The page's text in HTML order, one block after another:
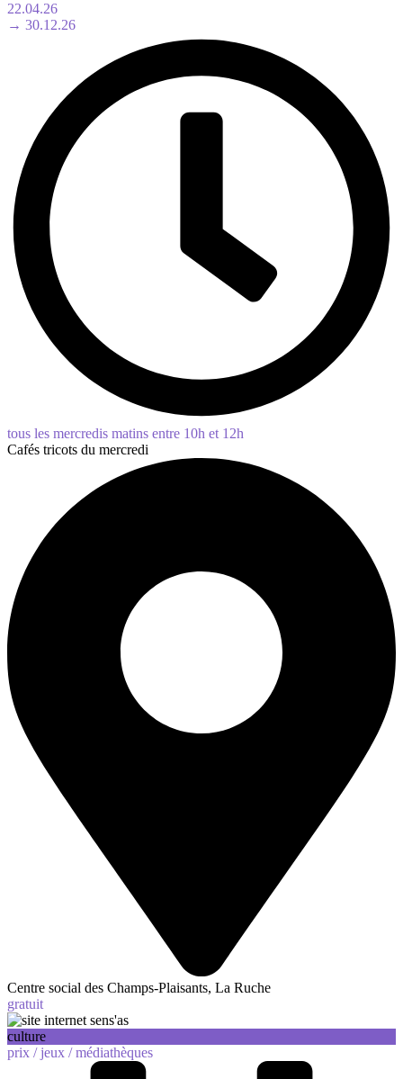
22.04.26
→ 30.12.26
tous les mercredis matins entre 10h et 12h
Cafés tricots du mercredi
Centre social des Champs-Plaisants, La Ruche
gratuit
culture
prix /jeux /médiathèques